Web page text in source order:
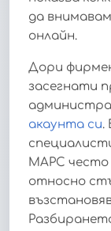
да
онлайн.
Дори
засегнати
акаунта си.
МАРС често
относно